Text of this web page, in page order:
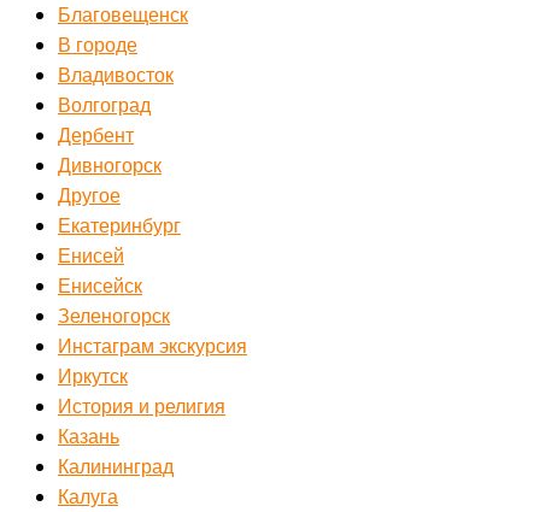
Благовещенск
В городе
Владивосток
Волгоград
Дербент
Дивногорск
Другое
Екатеринбург
Енисей
Енисейск
Зеленогорск
Инстаграм экскурсия
Иркутск
История и религия
Казань
Калининград
Калуга